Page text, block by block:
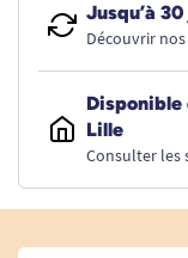
Jusqu’à
Découvrir
Disponible
Lille
Consulter les